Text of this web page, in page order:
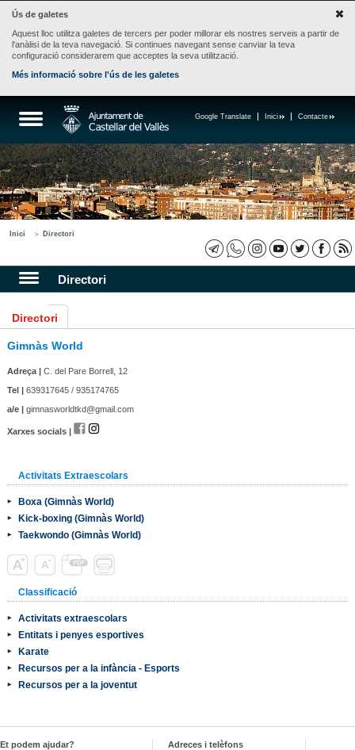
Ús de galetes
Aquest lloc utilitza galetes de tercers per poder millorar els nostres serveis a partir de
l'anàlisi de la teva navegació. Si continues navegant sense canviar la teva
configuració considerarem que acceptes la seva utilització.
Més informació sobre l'ús de les galetes
Contacte
Inici
Google Translate
Inici Directori
Directori
Directori
Gimnàs World
Adreça |C. del Pare Borrell, 12
Tel |639317645 / 935174765
a/e |gimnasworldtkd@gmail.com
Xarxes socials |
Activitats Extraescolars
Boxa (Gimnàs World)
Kick-boxing (Gimnàs World)
Taekwondo (Gimnàs World)
Classificació
Activitats extraescolars
Entitats i penyes esportives
Karate
Recursos per a la infància - Esports
Recursos per a la joventut
Et podem ajudar?
Adreces i telèfons